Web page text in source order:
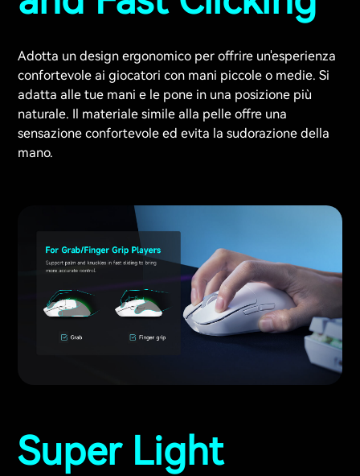
Adotta un design ergonomico per offrire un'esperienza
confortevole ai giocatori con mani piccole o medie. Si
adatta alle tue mani e le pone in una posizione più
naturale. Il materiale simile alla pelle offre una
sensazione confortevole ed evita la sudorazione della
mano.
Super Light